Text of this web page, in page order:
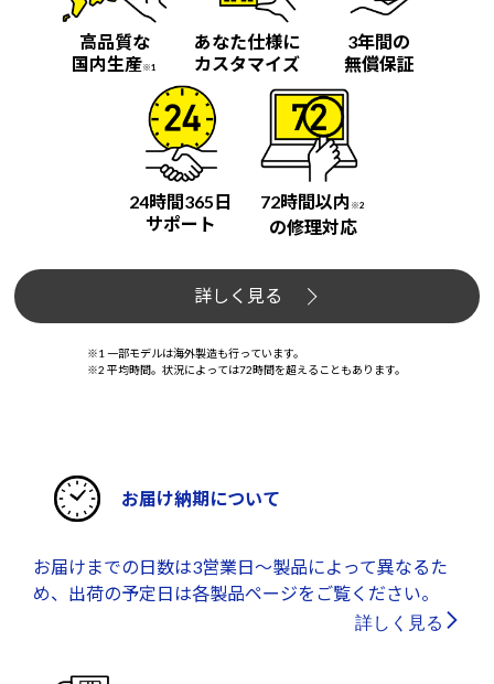
高品質な
国内生産※1
あなた仕様に
カスタマイズ
3年間の
無償保証
24時間365日
サポート
72時間以内 ※2
の修理対応
詳しく見る
※1 一部モデルは海外製造も行っています。
※2 平均時間。状況によっては72時間を超えることもあります。
お届け納期について
お届けまでの日数は3営業日～製品によって異なるた
め、出荷の予定日は各製品ページをご覧ください。
詳しく見る